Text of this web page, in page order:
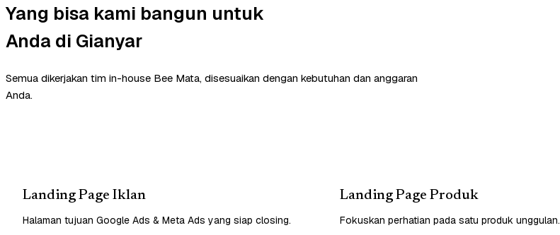
Yang bisa kami bangun untuk
Anda di Gianyar
Semua dikerjakan tim in-house Bee Mata, disesuaikan dengan kebutuhan dan anggaran
Anda.
Landing Page Iklan
Halaman tujuan Google Ads & Meta Ads yang siap closing.
Landing Page Produk
Fokuskan perhatian pada satu produk unggulan.